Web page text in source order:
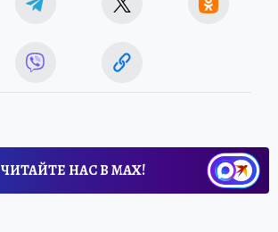
ЧИТАЙТЕ НАС В МАХ!